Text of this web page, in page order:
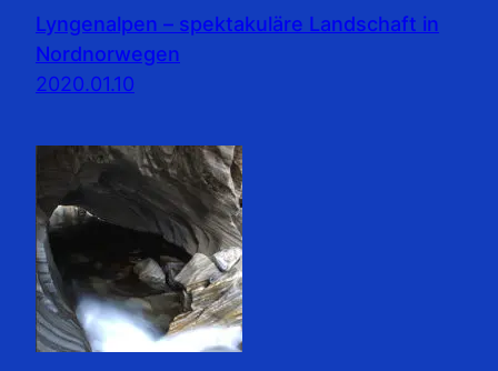
Lyngenalpen – spektakuläre Landschaft in
Nordnorwegen
2020.01.10